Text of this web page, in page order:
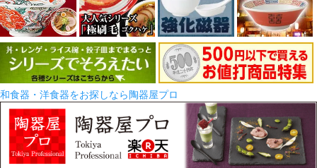
和食器・洋食器をお探しなら陶器屋プロ